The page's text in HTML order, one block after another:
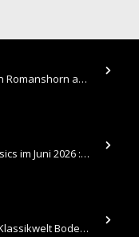
Hallo , Im Juni veranstaltete die Autobau in Romanshorn auf ihrem Gelände ein kleines Youngtimertreffen : https://up.
​Hallo , Hier sind die Bilder vom Older Classics im Juni 2026 : https://up.picr.de/51155940wd.jpg https://up.pic
Hallo , Hier sind nun meine Bilder 2026er Klassikwelt Bodensee 😀 https://up.picr.de/51125547rb.jpg https://up.pi